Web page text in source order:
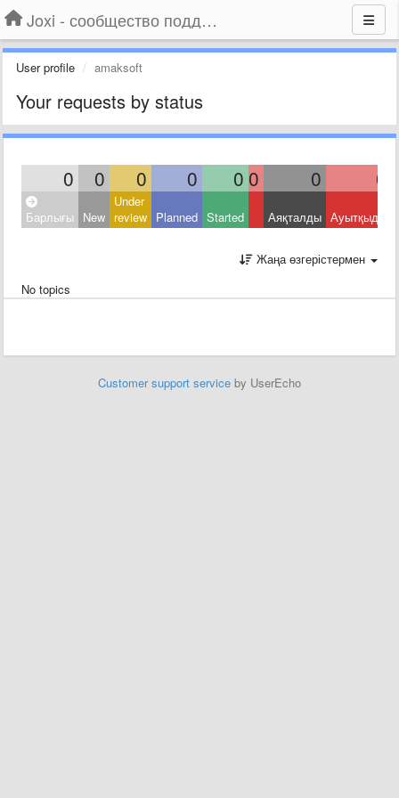
Joxi - сообщество поддержки
User profile amaksoft
Your requests by status
0 0 0 0 0 0 0 0
Барлығы New
Under
review Planned Started Аяқталды Ауытқыды
Жаңа өзгерістермен
No topics
Customer support service by UserEcho